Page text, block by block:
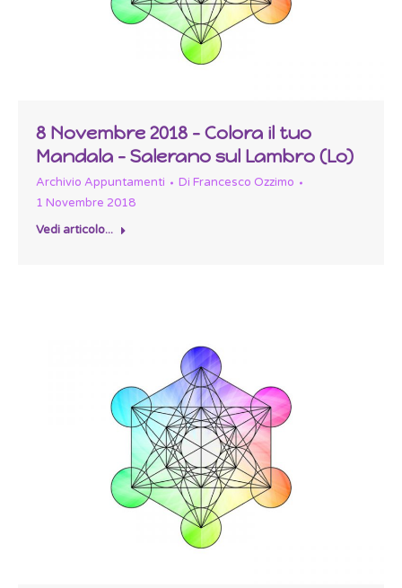
8 Novembre 2018 – Colora il tuo
Mandala – Salerano sul Lambro (Lo)
Archivio Appuntamenti Di Francesco Ozzimo
1 Novembre 2018
Vedi articolo...